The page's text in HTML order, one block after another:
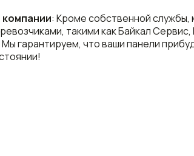
: Кроме собственной
такими как Байкал Сервис,
гарантируем, что ваши панели